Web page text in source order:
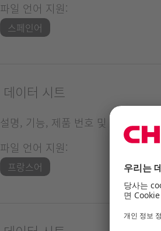
파일 언어 지원:
스페인어
데이터 시트
설명, 기능, 제품 번호 및 기술적 특
파일 언어 지원:
프랑스어